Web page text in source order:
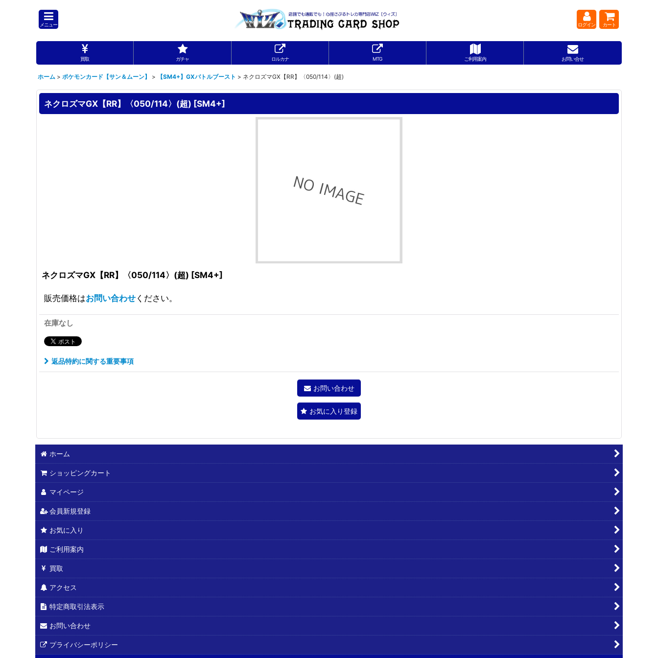
メニュー ログイン カート
買取 ガチャ ロルカナ MTG ご利用案内 お問い合せ
ホーム > ポケモンカード【サン＆ムーン】 > 【SM4+】GXバトルブースト > ネクロズマGX【RR】〈050/114〉(超)
ネクロズマGX【RR】〈050/114〉(超) [SM4+]
ネクロズマGX【RR】〈050/114〉(超) [SM4+]
販売価格はお問い合わせください。
在庫なし
返品特約に関する重要事項
お問い合わせ
お気に入り登録
ホーム
ショッピングカート
マイページ
会員新規登録
お気に入り
ご利用案内
買取
アクセス
特定商取引法表示
お問い合わせ
プライバシーポリシー